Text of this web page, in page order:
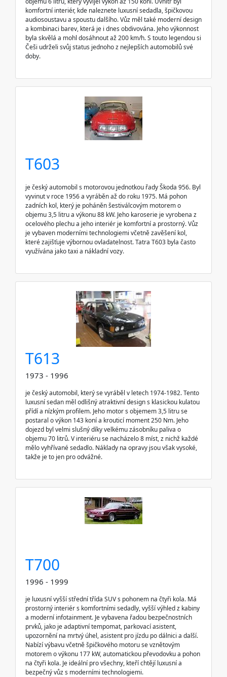
komfortní interiér, kde naleznete luxusní sedadla, špičkovou
audiosoustavu a spoustu dalšího. Vůz měl také moderní design
a kombinaci barev, která je i dnes obdivována. Jeho výkonnost
byla skvělá a mohl dosáhnout až 200 km/h. S touto legendou si
Češi udrželi svůj status jednoho z nejlepších automobilů své
doby.
T603
je český automobil s motorovou jednotkou řady Škoda 956. Byl
vyvinut v roce 1956 a vyráběn až do roku 1975. Má pohon
zadních kol, který je poháněn šestiválcovým motorem o
objemu 3,5 litru a výkonu 88 kW. Jeho karoserie je vyrobena z
ocelového plechu a jeho interiér je komfortní a prostorný. Vůz
je vybaven moderními technologiemi včetně zavěšení kol,
které zajišťuje výbornou ovladatelnost. Tatra T603 byla často
využívána jako taxi a nákladní vozy.
T613
1973 - 1996
je český automobil, který se vyráběl v letech 1974-1982. Tento
luxusní sedan měl odlišný atraktivní design s klasickou kulatou
přídí a nízkým profilem. Jeho motor s objemem 3,5 litru se
postaral o výkon 143 koní a krouticí moment 250 Nm. Jeho
dojezd byl velmi slušný díky velkému zásobníku paliva o
objemu 70 litrů. V interiéru se nacházelo 8 míst, z nichž každé
mělo vyhřívané sedadlo. Náklady na opravy jsou však vysoké,
takže je to jen pro odvážné.
T700
1996 - 1999
je luxusní vyšší střední třída SUV s pohonem na čtyři kola. Má
prostorný interiér s komfortními sedadly, vyšší výhled z kabiny
a moderní infotainment. Je vybavena řadou bezpečnostních
prvků, jako je adaptivní tempomat, parkovací asistent,
upozornění na mrtvý úhel, asistent pro jízdu po dálnici a další.
Nabízí výbavu včetně špičkového motoru se vznětovým
motorem o výkonu 177 kW, automatickou převodovku a pohon
na čtyři kola. Je ideální pro všechny, kteří chtějí luxusní a
bezpečný vůz s moderními technologiemi.